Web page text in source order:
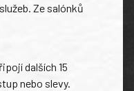
Ze salónků
dalších 15
nebo slevy.